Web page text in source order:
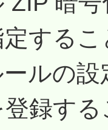
する
ルの
録す